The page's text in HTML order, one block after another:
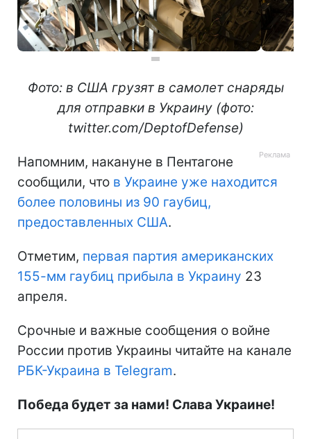
Фото: в США грузят в самолет снаряды
для отправки в Украину (фото:
twitter.com/DeptofDefense)
Напомним, накануне в Пентагоне
сообщили, что в Украине уже находится
более половины из 90 гаубиц,
предоставленных США.
Отметим, первая партия американских
155-мм гаубиц прибыла в Украину 23
апреля.
Срочные и важные сообщения о войне
России против Украины читайте на канале
РБК-Украина в Telegram.
Победа будет за нами! Слава Украине!